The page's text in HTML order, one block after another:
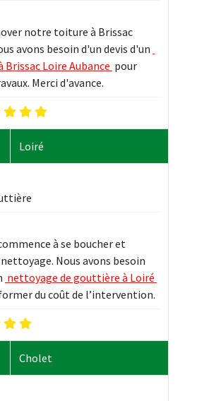
notre toiture à Brissac
avons besoin d'un devis d'un
Brissac Loire Aubance pour
Merci d'avance.
Loiré
à se boucher et
Nous avons besoin
nettoyage de gouttière à Loiré
du coût de l’intervention.
Cholet